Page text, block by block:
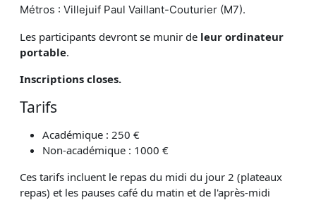
Métros : Villejuif Paul Vaillant-Couturier (M7).
Les participants devront se munir de leur ordinateur
portable.
Inscriptions closes.
Tarifs
Académique : 250 €
Non-académique : 1000 €
Ces tarifs incluent le repas du midi du jour 2 (plateaux
repas) et les pauses café du matin et de l'après-midi